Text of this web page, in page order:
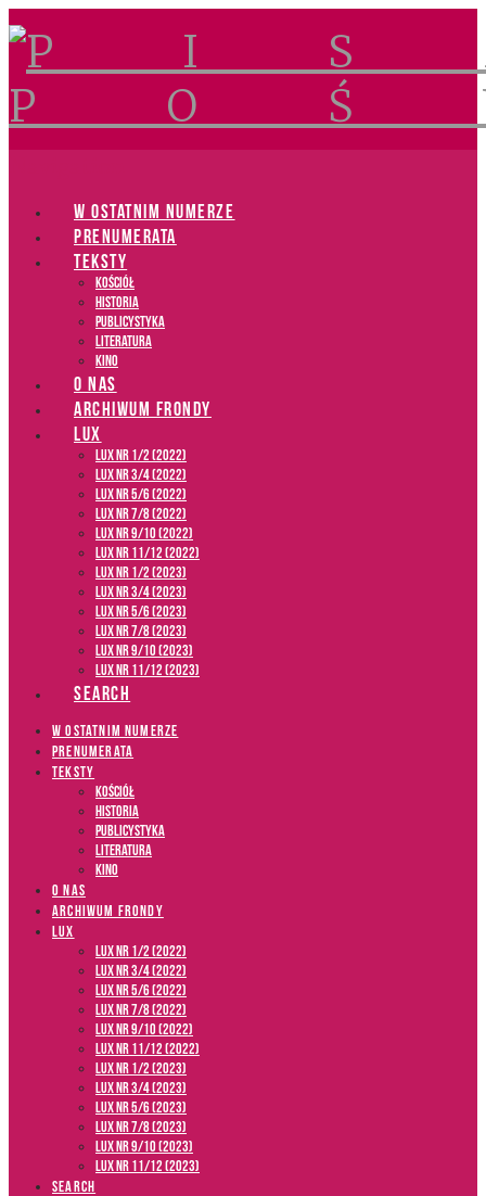
W OSTATNIM NUMERZE
PRENUMERATA
TEKSTY
Kościół
Historia
Publicystyka
Literatura
Kino
O NAS
ARCHIWUM FRONDY
LUX
LUX NR 1/2 (2022)
LUX NR 3/4 (2022)
LUX NR 5/6 (2022)
LUX NR 7/8 (2022)
LUX nr 9/10 (2022)
LUX NR 11/12 (2022)
LUX NR 1/2 (2023)
LUX NR 3/4 (2023)
LUX NR 5/6 (2023)
LUX NR 7/8 (2023)
LUX NR 9/10 (2023)
LUX NR 11/12 (2023)
SEARCH
W OSTATNIM NUMERZE
PRENUMERATA
TEKSTY
Kościół
Historia
Publicystyka
Literatura
Kino
O NAS
ARCHIWUM FRONDY
LUX
LUX NR 1/2 (2022)
LUX NR 3/4 (2022)
LUX NR 5/6 (2022)
LUX NR 7/8 (2022)
LUX nr 9/10 (2022)
LUX NR 11/12 (2022)
LUX NR 1/2 (2023)
LUX NR 3/4 (2023)
LUX NR 5/6 (2023)
LUX NR 7/8 (2023)
LUX NR 9/10 (2023)
LUX NR 11/12 (2023)
SEARCH